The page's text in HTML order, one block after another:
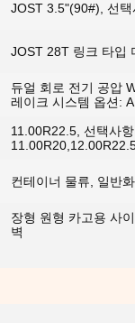
JOST 3.5"(90#), 선
JOST 28T 링크 타입
듀얼 회로 전기 공압
레이크 시스템 옵션:
11.00R22.5, 선택사
컨테이너 물류, 일반
장형 원형 카고용 사
벽